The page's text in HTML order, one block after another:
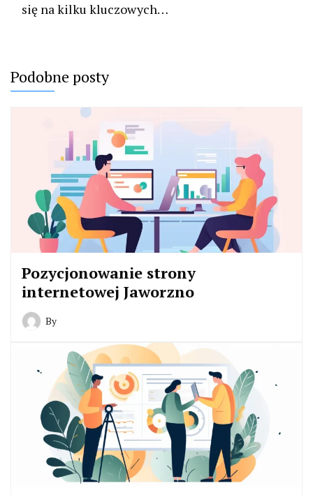
się na kilku kluczowych…
Podobne posty
Pozycjonowanie strony
internetowej Jaworzno
By